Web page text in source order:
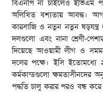
বিএনপি না চাইলেও ইভিএম
অলিখিত বশ্যতায় আবদ্ধ।
কারসাজি ও নতুন নতুন ষড়যন্ত্র
দলগুলো এবং নানা শ্রেণী-
দিয়েছে আওয়ামী লীগ ও
দলের পক্ষে। ইসি ইতোমধ্যে
কর্মকান্ডগুলো ক্ষমতাসীনদের
পদ্ধতি চালু করার পরও বন্ধ